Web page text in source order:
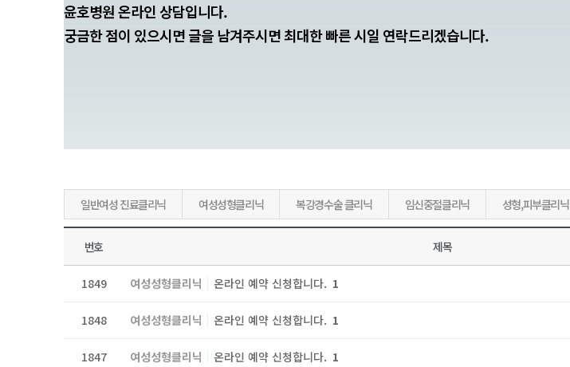
윤호병원 온라인 상담입니다.
궁금한 점이 있으시면 글을 남겨주시면 최대한 빠른 시일 연락드리겠습니다.
일반여성 진료클리닉 여성성형클리닉 복강경수술 클리닉 임신중절클리닉 성형,피부클리닉
번호 제목
1849 여성성형클리닉 온라인 예약 신청합니다. 1
1848 여성성형클리닉 온라인 예약 신청합니다. 1
1847 여성성형클리닉 온라인 예약 신청합니다. 1